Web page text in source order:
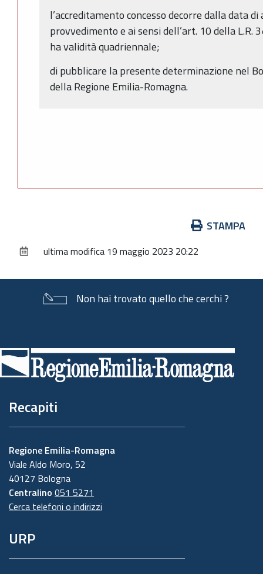
l’accreditamento concesso decorre dalla data
provvedimento e ai sensi dell’art. 10 della L.R.
ha validità quadriennale;
di pubblicare la presente determinazione nel
della Regione Emilia-Romagna.
documento
STAMPA
ultima modifica 19 maggio 2023 20:22
Non hai trovato quello che cerchi ?
di
pagina
Recapiti
Regione Emilia-Romagna
Viale Aldo Moro, 52
40127 Bologna
Centralino 051 5271
Cerca telefoni o indirizzi
URP